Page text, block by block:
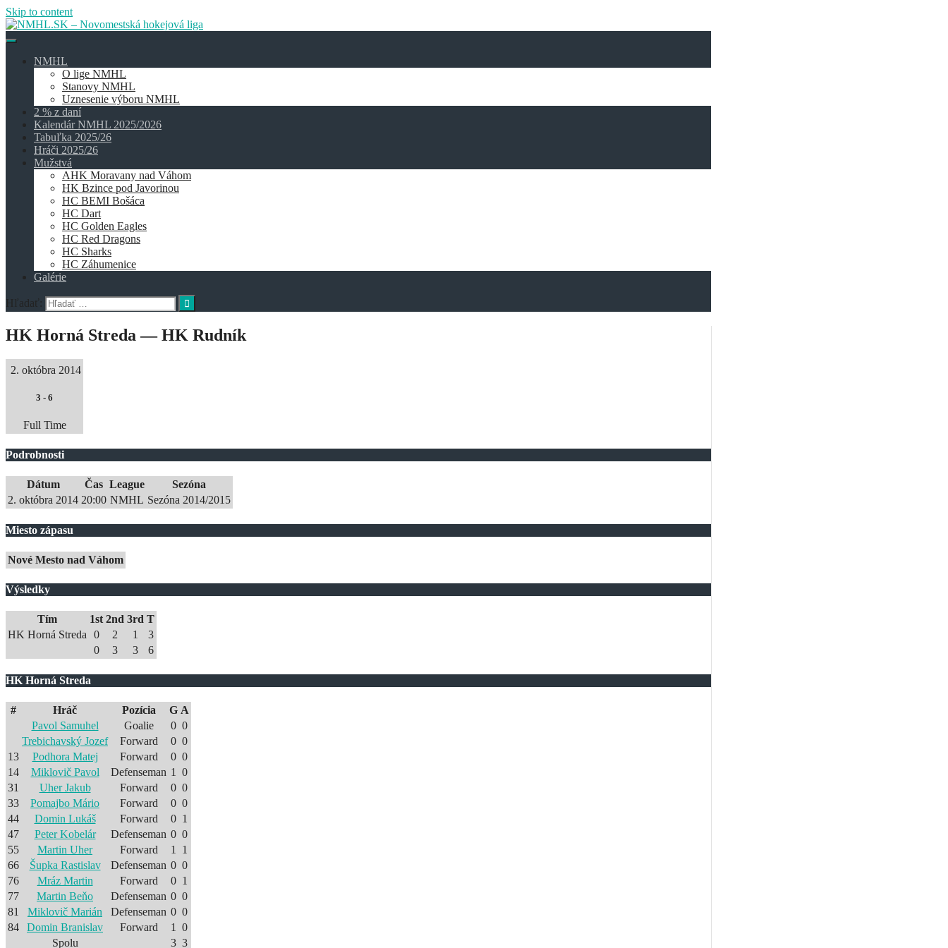
Skip to content
NMHL
O lige NMHL
Stanovy NMHL
Uznesenie výboru NMHL
2 % z daní
Kalendár NMHL 2025/2026
Tabuľka 2025/26
Hráči 2025/26
Mužstvá
AHK Moravany nad Váhom
HK Bzince pod Javorinou
HC BEMI Bošáca
HC Dart
HC Golden Eagles
HC Red Dragons
HC Sharks
HC Záhumenice
Galérie
Hľadať:
HK Horná Streda — HK Rudník
2. októbra 2014
3 - 6
Full Time
Podrobnosti
Dátum Čas League
Sezóna
2. októbra 2014 20:00 NMHL Sezóna 2014/2015
Miesto zápasu
Nové Mesto nad Váhom
Výsledky
Tím 1st 2nd 3rd T
HK Horná Streda 0 2 1
3
0
3 3 6
HK Horná Streda
# Hráč Pozícia G A
Pavol Samuhel
Goalie 0 0
Trebichavský Jozef
Forward 0 0
13
Podhora Matej Forward 0 0
14
Miklovič Pavol Defenseman 1
0
31
Uher Jakub Forward 0 0
33
Pomajbo Mário Forward 0 0
44
Domin Lukáš Forward 0 1
47
Peter Kobelár Defenseman 0 0
55
Martin Uher Forward 1
1
66
Šupka Rastislav Defenseman 0 0
76
Mráz Martin Forward 0 1
77
Martin Beňo Defenseman 0 0
81
Miklovič Marián Defenseman 0 0
84
Domin Branislav Forward 1
0
Spolu
3 3